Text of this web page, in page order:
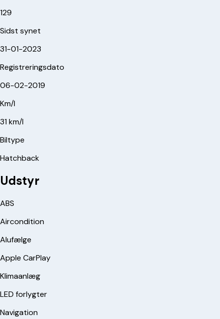
129
Sidst synet
31-01-2023
Registreringsdato
06-02-2019
Km/l
31 km/l
Biltype
Hatchback
Udstyr
ABS
Aircondition
Alufælge
Apple CarPlay
Klimaanlæg
LED forlygter
Navigation